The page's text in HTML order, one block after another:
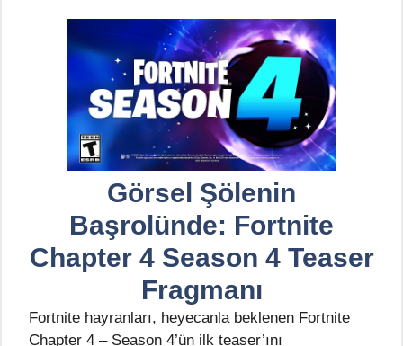
Görsel Şölenin
Başrolünde: Fortnite
Chapter 4 Season 4 Teaser
Fragmanı
Fortnite hayranları, heyecanla beklenen Fortnite
Chapter 4 – Season 4’ün ilk teaser’ını